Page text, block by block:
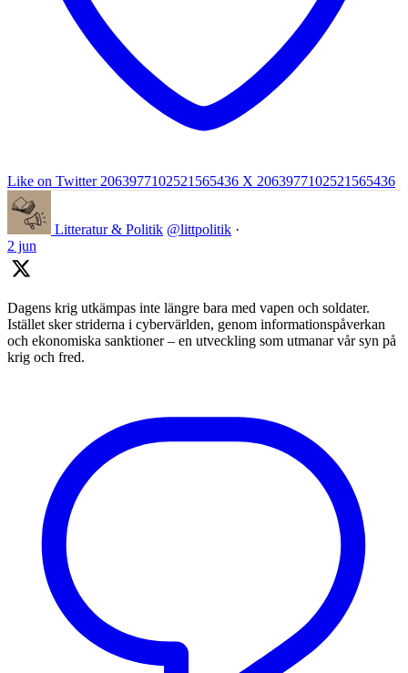
Like on Twitter 2063977102521565436 X 2063977102521565436
Litteratur & Politik @littpolitik ·
2 jun
Dagens krig utkämpas inte längre bara med vapen och soldater.
Istället sker striderna i cybervärlden, genom informationspåverkan
och ekonomiska sanktioner – en utveckling som utmanar vår syn på
krig och fred.